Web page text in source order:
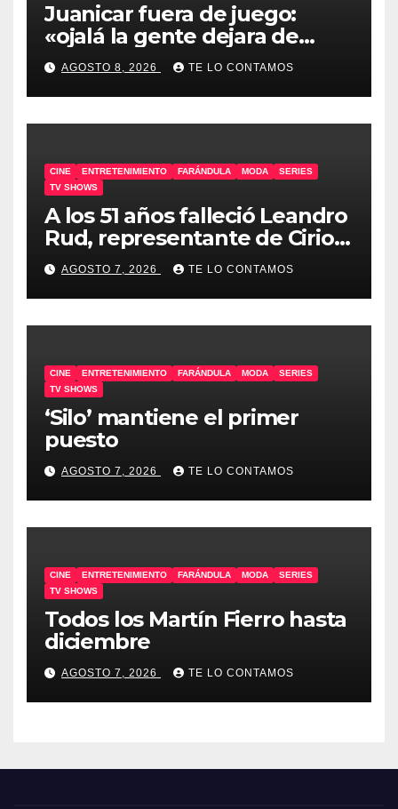
Juanicar fuera de juego:
«ojalá la gente dejara de
odiar tanto»
AGOSTO 8, 2026 TE LO CONTAMOS
CINE ENTRETENIMIENTO FARÁNDULA MODA
SERIES
TV SHOWS
A los 51 años falleció Leandro
Rud, representante de Cirio,
Loly, Marengo y Maglietti
AGOSTO 7, 2026 TE LO CONTAMOS
CINE ENTRETENIMIENTO FARÁNDULA MODA
SERIES
TV SHOWS
‘Silo’ mantiene el primer
puesto
AGOSTO 7, 2026 TE LO CONTAMOS
CINE ENTRETENIMIENTO FARÁNDULA MODA
SERIES
TV SHOWS
Todos los Martín Fierro hasta
diciembre
AGOSTO 7, 2026 TE LO CONTAMOS